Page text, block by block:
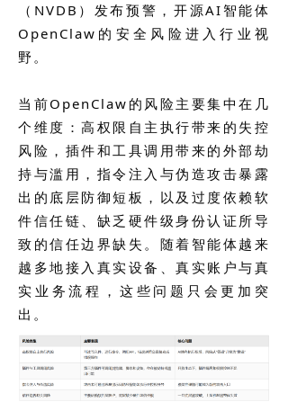
（NVDB）发布预警，开源AI智能体
OpenClaw的安全风险进入行业视
野。
当前OpenClaw的风险主要集中在几
个维度：高权限自主执行带来的失控
风险，插件和工具调用带来的外部劫
持与滥用，指令注入与伪造攻击暴露
出的底层防御短板，以及过度依赖软
件信任链、缺乏硬件级身份认证所导
致的信任边界缺失。随着智能体越来
越多地接入真实设备、真实账户与真
实业务流程，这些问题只会更加突
出。